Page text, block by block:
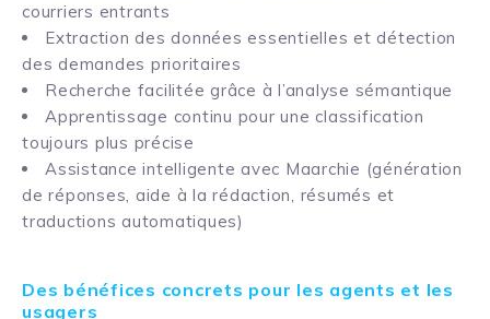
courriers entrants
Extraction des données essentielles et détection
des demandes prioritaires
Recherche facilitée grâce à l’analyse sémantique
Apprentissage continu pour une classification
toujours plus précise
Assistance intelligente avec Maarchie (génération
de réponses, aide à la rédaction, résumés et
traductions automatiques)
Des bénéfices concrets pour les agents et les
usagers